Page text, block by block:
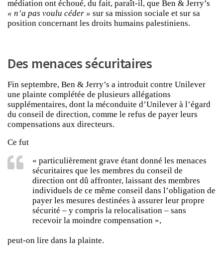
médiation ont échoué, du fait, paraît-il, que Ben & Jerry’s
« n’a pas voulu céder » sur sa mission sociale et sur sa
position concernant les droits humains palestiniens.
Des menaces sécuritaires
Fin septembre, Ben & Jerry’s a introduit contre Unilever
une plainte complétée de plusieurs allégations
supplémentaires, dont la méconduite d’Unilever à l’égard
du conseil de direction, comme le refus de payer leurs
compensations aux directeurs.
Ce fut
« particulièrement grave étant donné les menaces
sécuritaires que les membres du conseil de
direction ont dû affronter, laissant des membres
individuels de ce même conseil dans l’obligation de
payer les mesures destinées à assurer leur propre
sécurité – y compris la relocalisation – sans
recevoir la moindre compensation »,
peut-on lire dans la plainte.